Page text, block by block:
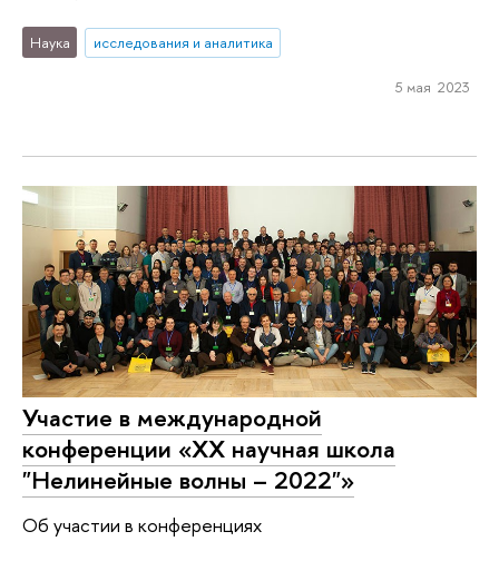
Наука исследования и аналитика
5 мая 2023
Участие в международной
конференции «XX научная школа
"Нелинейные волны – 2022"»
Об участии в конференциях